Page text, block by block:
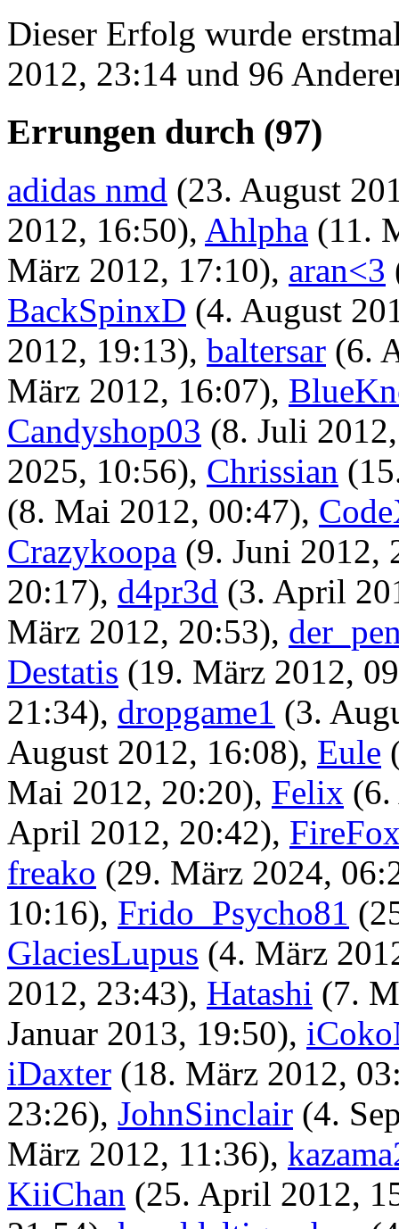
Dieser Erfolg wurde
2012, 23:14 und 96
Errungen durch (97)
adidas nmd (23. August
2012, 16:50), Ahlpha (11.
März 2012, 17:10), aran<3
BackSpinxD (4. August
2012, 19:13), baltersar (6.
März 2012, 16:07),
Candyshop03 (8. Juli
2025, 10:56), Chrissian
(8. Mai 2012, 00:47),
Crazykoopa (9. Juni 2012,
20:17), d4pr3d (3. April
März 2012, 20:53),
Destatis (19. März 2012,
21:34), dropgame1 (3.
August 2012, 16:08), Eule
Mai 2012, 20:20), Felix (6.
April 2012, 20:42),
freako (29. März 2024,
10:16), Frido_Psycho81
GlaciesLupus (4. März
2012, 23:43), Hatashi (7.
Januar 2013, 19:50),
iDaxter (18. März 2012,
23:26), JohnSinclair (4.
März 2012, 11:36),
KiiChan (25. April 2012,